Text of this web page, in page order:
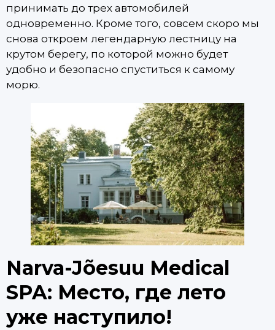
принимать до трех автомобилей
одновременно. Кроме того, совсем скоро мы
снова откроем легендарную лестницу на
крутом берегу, по которой можно будет
удобно и безопасно спуститься к самому
морю.
Narva-Jõesuu Medical
SPA: Место, где лето
уже наступило!